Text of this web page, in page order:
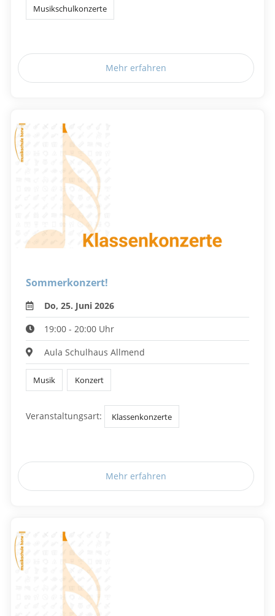
Musikschulkonzerte
Mehr erfahren
Sommerkonzert!
Do, 25. Juni 2026
19:00 - 20:00 Uhr
Aula Schulhaus Allmend
Musik Konzert
Veranstaltungsart: Klassenkonzerte
Mehr erfahren